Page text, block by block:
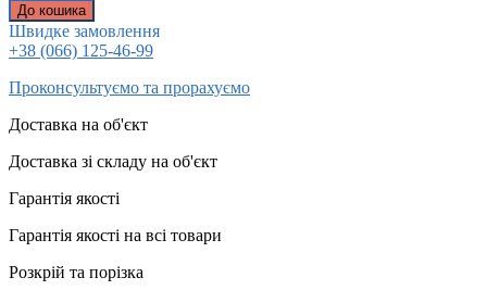
До кошика
Швидке замовлення
+38 (066) 125-46-99
Проконсультуємо та прорахуємо
Доставка на об'єкт
Доставка зі складу на об'єкт
Гарантія якості
Гарантія якості на всі товари
Розкрій та порізка